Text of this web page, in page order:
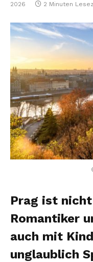
2026
2 Minuten
Prag ist
Romantiker
auch mit
unglaublich